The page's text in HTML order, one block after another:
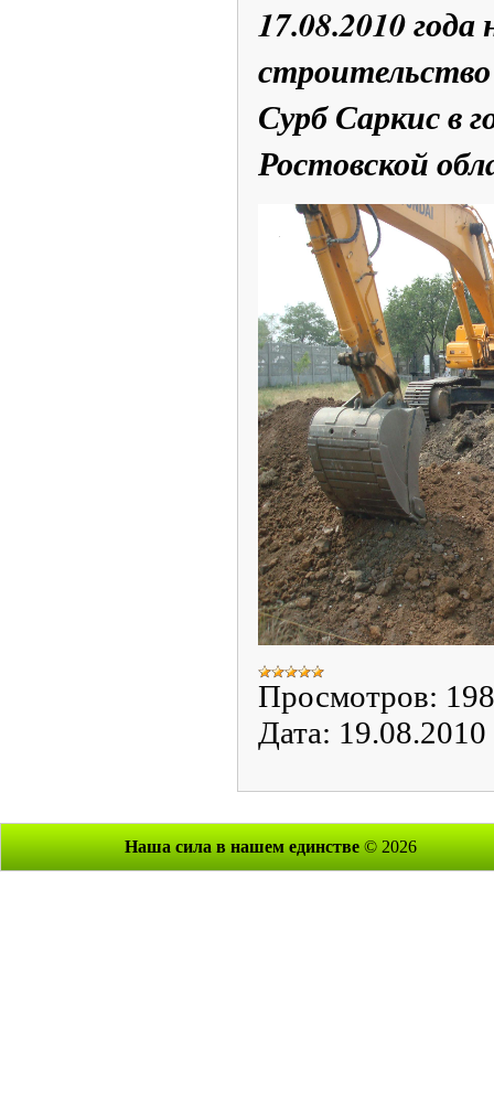
17.08.2010 года
Сурб Саркис в
Ростовской
Просмотров:
Дата: 19.08.2010
Наша сила в нашем единстве © 2026